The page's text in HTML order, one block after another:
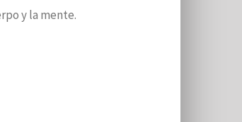
y la mente.